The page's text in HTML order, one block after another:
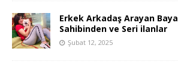
Erkek Arkadaş Arayan
Sahibinden ve Seri ilanlar
Şubat 12, 2025